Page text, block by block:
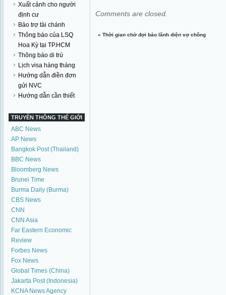
Xuất cảnh cho người
định cư
Bảo trợ tài chánh
Thông báo của LSQ
Hoa Kỳ tại TP.HCM
Thông báo di trú
Lịch visa hàng tháng
Hướng dẫn điền đơn
gửi NVC
Hướng dẫn cần thiết
TRUYỀN THÔNG THẾ GIỚI
ABC News
AP News
Bangkok Post (Thailand)
BBC News
Bloomberg News
Brunei Time
Burma Daily (Burma)
CBS News
CNN
CNN Asia
Far Eastern Economic
Review
Forbes News
Fox News
Global Times (China)
Jakarta Post (Indonesia)
KCNA News Agency
Comments are closed.
«Thời gian chờ đợi bảo lãnh diện vợ chồng